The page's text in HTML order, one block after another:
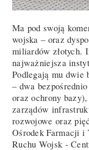
Ma pod swoją
wojska – oraz
miliardów złotych.
najważniejsza
Podlegają mu dwie
– dwa
oraz ochrony
zarządów
rozwojowe oraz
Ośrodek Farmacji i
Ruchu Wojsk -